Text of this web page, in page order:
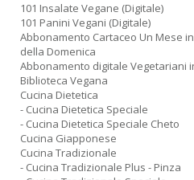
101 Insalate Vegane (Digitale)
101 Panini Vegani (Digitale)
Abbonamento Cartaceo Un Mese
della Domenica
Abbonamento digitale Vegetariani
Biblioteca Vegana
Cucina Dietetica
- Cucina Dietetica Speciale
- Cucina Dietetica Speciale Cheto
Cucina Giapponese
Cucina Tradizionale
- Cucina Tradizionale Plus - Pinza